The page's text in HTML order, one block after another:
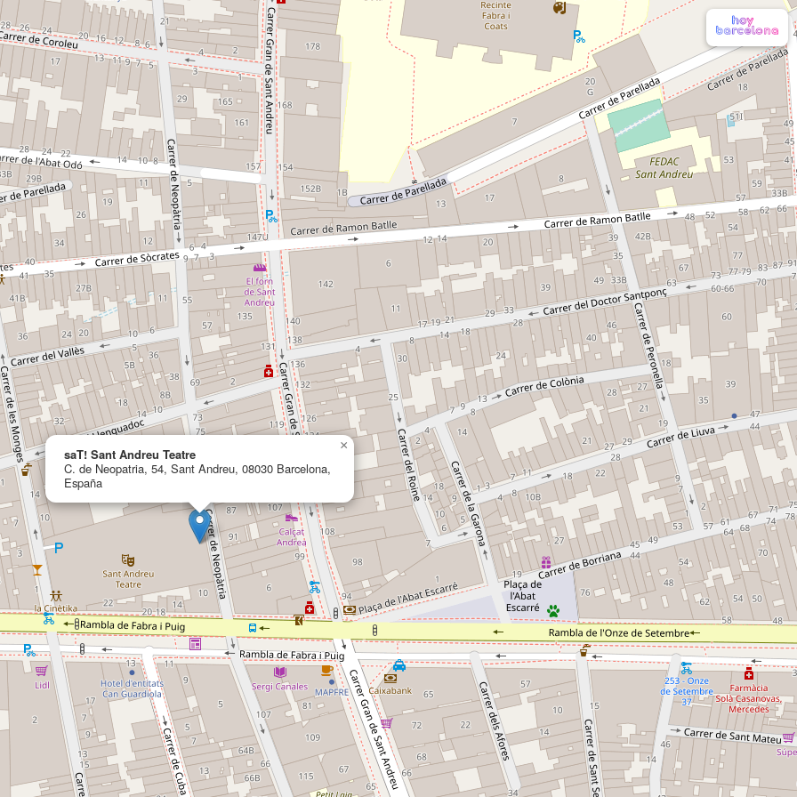
saT! Sant Andreu Teatre
C. de Neopatria, 54, Sant Andreu, 08030 Barcelona,
España
×